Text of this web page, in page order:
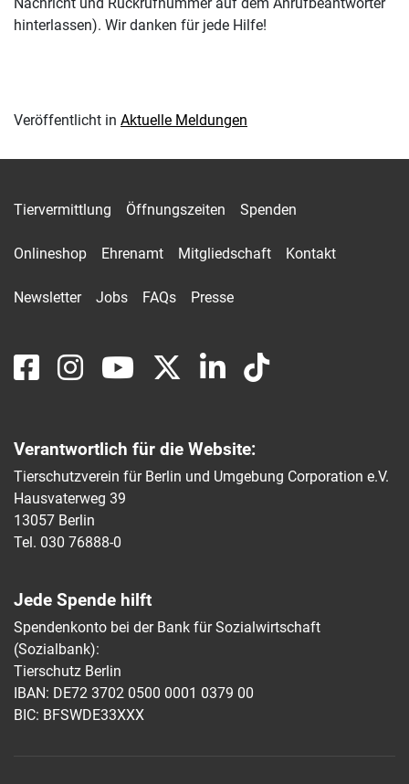
hinterlassen). Wir danken für jede Hilfe!
Veröffentlicht in Aktuelle Meldungen
Tiervermittlung Öffnungszeiten Spenden
Onlineshop Ehrenamt Mitgliedschaft Kontakt
Newsletter Jobs FAQs Presse
Verantwortlich für die Website:
Tierschutzverein für Berlin und Umgebung Corporation e.V.
Hausvaterweg 39
13057 Berlin
Tel. 030 76888-0
Jede Spende hilft
Spendenkonto bei der Bank für Sozialwirtschaft
(Sozialbank):
Tierschutz Berlin
IBAN: DE72 3702 0500 0001 0379 00
BIC: BFSWDE33XXX